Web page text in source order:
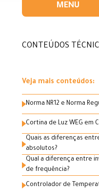
MENU
CONTEÚDOS
Veja mais conteúdos:
Norma NR12 e Norma
Cortina de Luz WEG em
Quais as diferenças
absolutos?
Qual a diferença entre
de frequência?
Controlador de